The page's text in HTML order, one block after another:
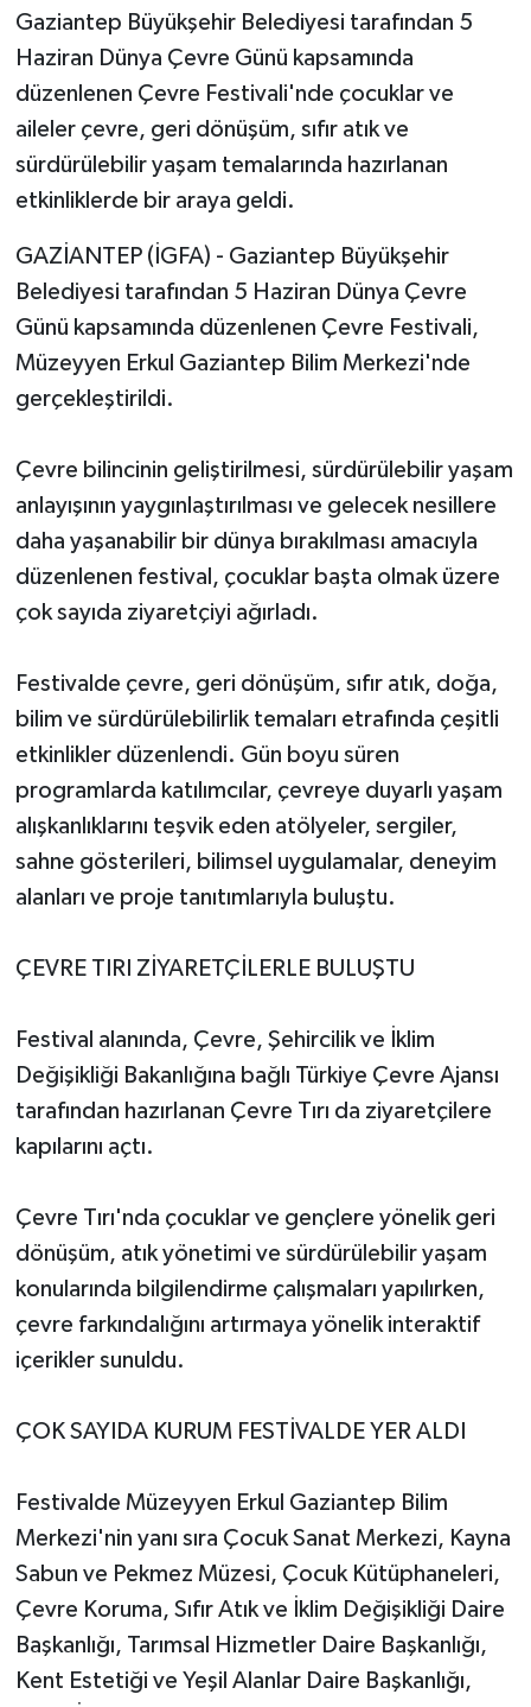
Gaziantep Büyükşehir Belediyesi tarafından 5
Haziran Dünya Çevre Günü kapsamında
düzenlenen Çevre Festivali'nde çocuklar ve
aileler çevre, geri dönüşüm, sıfır atık ve
sürdürülebilir yaşam temalarında hazırlanan
etkinliklerde bir araya geldi.
GAZİANTEP (İGFA) - Gaziantep Büyükşehir
Belediyesi tarafından 5 Haziran Dünya Çevre
Günü kapsamında düzenlenen Çevre Festivali,
Müzeyyen Erkul Gaziantep Bilim Merkezi'nde
gerçekleştirildi.
Çevre bilincinin geliştirilmesi, sürdürülebilir yaşam
anlayışının yaygınlaştırılması ve gelecek nesillere
daha yaşanabilir bir dünya bırakılması amacıyla
düzenlenen festival, çocuklar başta olmak üzere
çok sayıda ziyaretçiyi ağırladı.
Festivalde çevre, geri dönüşüm, sıfır atık, doğa,
bilim ve sürdürülebilirlik temaları etrafında çeşitli
etkinlikler düzenlendi. Gün boyu süren
programlarda katılımcılar, çevreye duyarlı yaşam
alışkanlıklarını teşvik eden atölyeler, sergiler,
sahne gösterileri, bilimsel uygulamalar, deneyim
alanları ve proje tanıtımlarıyla buluştu.
ÇEVRE TIRI ZİYARETÇİLERLE BULUŞTU
Festival alanında, Çevre, Şehircilik ve İklim
Değişikliği Bakanlığına bağlı Türkiye Çevre Ajansı
tarafından hazırlanan Çevre Tırı da ziyaretçilere
kapılarını açtı.
Çevre Tırı'nda çocuklar ve gençlere yönelik geri
dönüşüm, atık yönetimi ve sürdürülebilir yaşam
konularında bilgilendirme çalışmaları yapılırken,
çevre farkındalığını artırmaya yönelik interaktif
içerikler sunuldu.
ÇOK SAYIDA KURUM FESTİVALDE YER ALDI
Festivalde Müzeyyen Erkul Gaziantep Bilim
Merkezi'nin yanı sıra Çocuk Sanat Merkezi, Kayna
Sabun ve Pekmez Müzesi, Çocuk Kütüphaneleri,
Çevre Koruma, Sıfır Atık ve İklim Değişikliği Daire
Başkanlığı, Tarımsal Hizmetler Daire Başkanlığı,
Kent Estetiği ve Yeşil Alanlar Daire Başkanlığı,